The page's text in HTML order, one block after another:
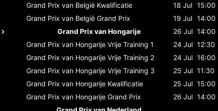
Grand Prix van België Kwalificatie 18 Jul 15:00
Grand Prix van België Grand Prix 19 Jul 14:00
Grand Prix van Hongarije
26 Jul 14:00
Grand Prix van Hongarije Vrije Training 1 24 Jul 12:30
Grand Prix van Hongarije Vrije Training 2 24 Jul 16:00
Grand Prix van Hongarije Vrije Training 3 25 Jul 11:30
Grand Prix van Hongarije Kwalificatie 25 Jul 15:00
Grand Prix van Hongarije Grand Prix 26 Jul 14:00